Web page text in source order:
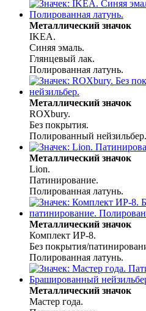
Металлический значок
IKEA.
Синяя эмаль.
Глянцевый лак.
Полированная латунь.
Металлический значок
ROXbury.
Без покрытия.
Полированный нейзильбер.
Металлический значок
Lion.
Патинирование.
Полированная латунь.
Металлический значок
Комплект ИР-8.
Без покрытия/
Полированная латунь.
Металлический значок
Мастер года.